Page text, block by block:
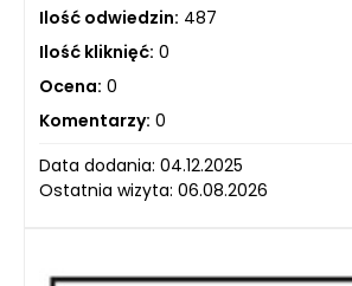
Ilość odwiedzin: 487
Ilość kliknięć: 0
Ocena: 0
Komentarzy: 0
Data dodania: 04.12.2025
Ostatnia wizyta: 06.08.2026